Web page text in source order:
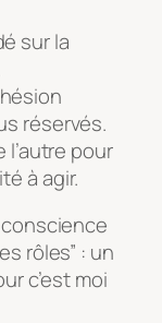
sur la
réservés.
l’autre pour
à agir.
rôles” : un
c’est moi